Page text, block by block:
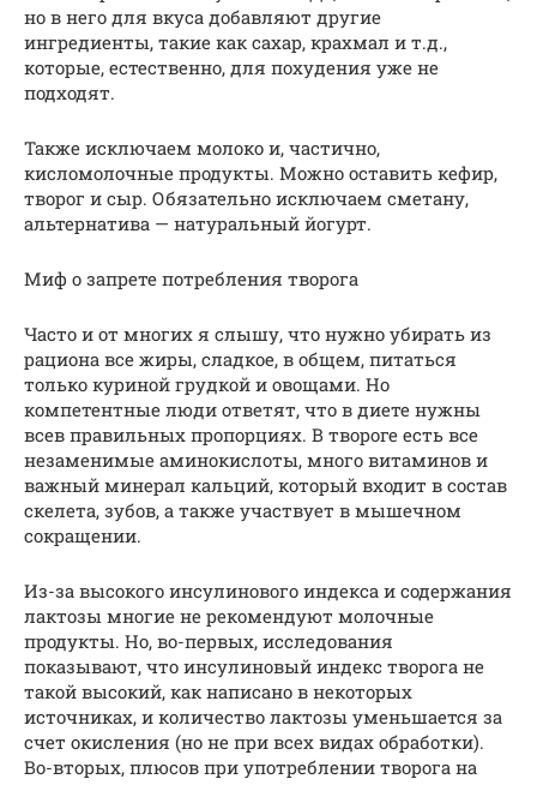
но в него для вкуса добавляют другие
ингредиенты, такие как сахар, крахмал и т.д.,
которые, естественно, для похудения уже не
подходят.
Также исключаем молоко и, частично,
кисломолочные продукты. Можно оставить кефир,
творог и сыр. Обязательно исключаем сметану,
альтернатива — натуральный йогурт.
Миф о запрете потребления творога
Часто и от многих я слышу, что нужно убирать из
рациона все жиры, сладкое, в общем, питаться
только куриной грудкой и овощами. Но
компетентные люди ответят, что в диете нужны
всев правильных пропорциях. В твороге есть все
незаменимые аминокислоты, много витаминов и
важный минерал кальций, который входит в состав
скелета, зубов, а также участвует в мышечном
сокращении.
Из-за высокого инсулинового индекса и содержания
лактозы многие не рекомендуют молочные
продукты. Но, во-первых, исследования
показывают, что инсулиновый индекс творога не
такой высокий, как написано в некоторых
источниках, и количество лактозы уменьшается за
счет окисления (но не при всех видах обработки).
Во-вторых, плюсов при употреблении творога на